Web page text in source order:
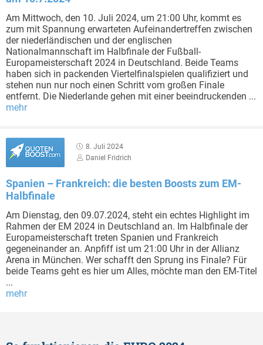
Am Mittwoch, den 10. Juli 2024, um 21:00 Uhr, kommt es
zum mit Spannung erwarteten Aufeinandertreffen zwischen
der niederländischen und der englischen
Nationalmannschaft im Halbfinale der Fußball-
Europameisterschaft 2024 in Deutschland. Beide Teams
haben sich in packenden Viertelfinalspielen qualifiziert und
stehen nun nur noch einen Schritt vom großen Finale
entfernt. Die Niederlande gehen mit einer beeindruckenden ...
mehr
8. Juli 2024
Daniel Fridrich
Spanien – Frankreich: die besten Boosts zum EM-
Halbfinale
Am Dienstag, den 09.07.2024, steht ein echtes Highlight im
Rahmen der EM 2024 in Deutschland an. Im Halbfinale der
Europameisterschaft treten Spanien und Frankreich
gegeneinander an. Anpfiff ist um 21:00 Uhr in der Allianz
Arena in München. Wer schafft den Sprung ins Finale? Für
beide Teams geht es hier um Alles, möchte man den EM-Titel
...
mehr